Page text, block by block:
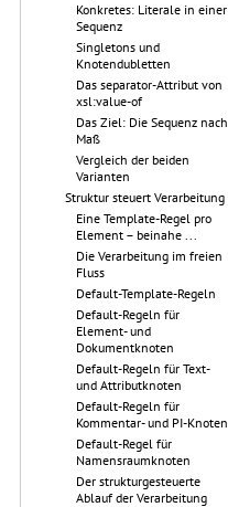
Konkretes: Literale in einer
Sequenz
Singletons und
Knotendubletten
Das separator-Attribut von
xsl:value-of
Das Ziel: Die Sequenz nach
Maß
Vergleich der beiden
Varianten
Struktur steuert Verarbeitung
Eine Template-Regel pro
Element – beinahe ...
Die Verarbeitung im freien
Fluss
Default-Template-Regeln
Default-Regeln für
Element- und
Dokumentknoten
Default-Regeln für Text-
und Attributknoten
Default-Regeln für
Kommentar- und PI-Knoten
Default-Regel für
Namensraumknoten
Der strukturgesteuerte
Ablauf der Verarbeitung